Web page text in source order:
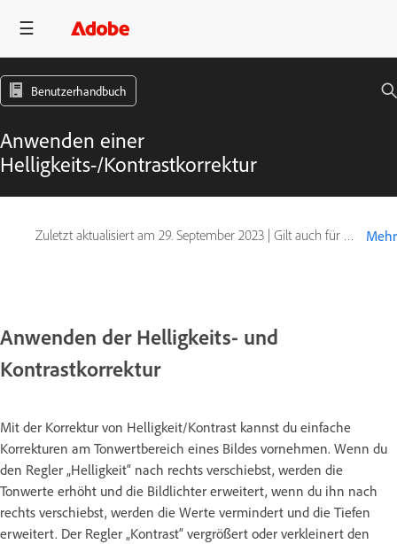
Benutzerhandbuch
Anwenden einer
Helligkeits-/Kontrastkorrektur
Zuletzt aktualisiert am 29. September 2023 | Gilt auch für Adobe Photoshop CS6 Mehr
Anwenden der Helligkeits- und
Kontrastkorrektur
Mit der Korrektur von Helligkeit/Kontrast kannst du einfache
Korrekturen am Tonwertbereich eines Bildes vornehmen. Wenn du
den Regler „Helligkeit“ nach rechts verschiebst, werden die
Tonwerte erhöht und die Bildlichter erweitert, wenn du ihn nach
rechts verschiebst, werden die Werte vermindert und die Tiefen
erweitert. Der Regler „Kontrast“ vergrößert oder verkleinert den